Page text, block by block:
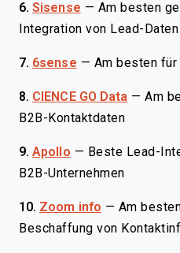
6. Sisense — Am besten
Integration von Lead-Daten
7. 6sense — Am besten
8. CIENCE GO Data —Am
B2B-Kontaktdaten
9. Apollo — Beste Lead-
B2B-Unternehmen
10. Zoom info — Am
Beschaffung von